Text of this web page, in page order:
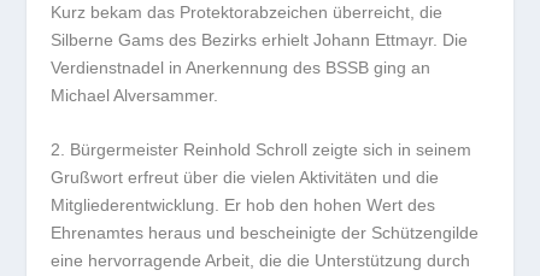
Kurz bekam das Protektorabzeichen überreicht, die
Silberne Gams des Bezirks erhielt Johann Ettmayr. Die
Verdienstnadel in Anerkennung des BSSB ging an
Michael Alversammer.
2. Bürgermeister Reinhold Schroll zeigte sich in seinem
Grußwort erfreut über die vielen Aktivitäten und die
Mitgliederentwicklung. Er hob den hohen Wert des
Ehrenamtes heraus und bescheinigte der Schützengilde
eine hervorragende Arbeit, die die Unterstützung durch